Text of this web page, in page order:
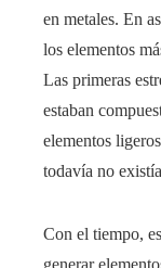
en metales. En
los elementos
Las primeras
estaban
elementos
todavía no
Con el tiempo,